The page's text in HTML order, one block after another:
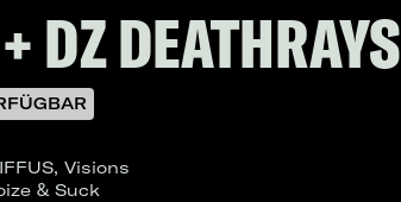
DZ DEATHRAYS
Visions
& Suck